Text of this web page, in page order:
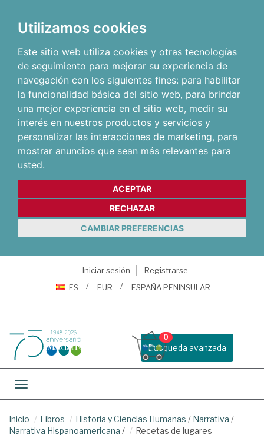
Utilizamos cookies
Este sitio web utiliza cookies y otras tecnologías
de seguimiento para mejorar su experiencia de
navegación con los siguientes fines: para habilitar
la funcionalidad básica del sitio web, para brindar
una mejor experiencia en el sitio web, medir su
interés en nuestros productos y servicios y
personalizar las interacciones de marketing, para
mostrar anuncios que sean más relevantes para
usted.
ACEPTAR
RECHAZAR
CAMBIAR PREFERENCIAS
Iniciar sesión
Registrarse
ES
EUR ESPAÑA PENINSULAR
Busqueda avanzada
0
Toggle navigation
Inicio Libros Historia y Ciencias Humanas / Narrativa /
Narrativa Hispanoamericana /
Recetas de lugares